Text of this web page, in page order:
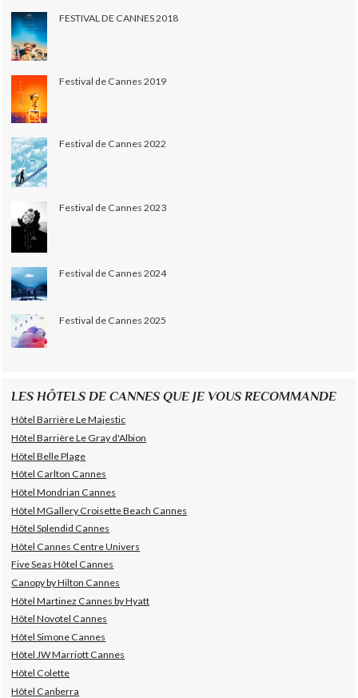
FESTIVAL DE CANNES 2018
Festival de Cannes 2019
Festival de Cannes 2022
Festival de Cannes 2023
Festival de Cannes 2024
Festival de Cannes 2025
LES HÔTELS DE CANNES QUE JE VOUS RECOMMANDE
Hôtel Barrière Le Majestic
Hôtel Barrière Le Gray d'Albion
Hôtel Belle Plage
Hôtel Carlton Cannes
Hôtel Mondrian Cannes
Hôtel MGallery Croisette Beach Cannes
Hôtel Splendid Cannes
Hôtel Cannes Centre Univers
Five Seas Hôtel Cannes
Canopy by Hilton Cannes
Hôtel Martinez Cannes by Hyatt
Hôtel Novotel Cannes
Hôtel Simone Cannes
Hôtel JW Marriott Cannes
Hôtel Colette
Hôtel Canberra